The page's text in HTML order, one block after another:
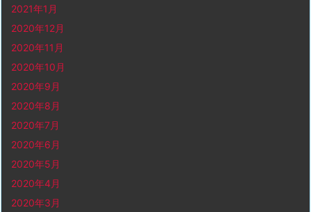
2021年1月
2020年12月
2020年11月
2020年10月
2020年9月
2020年8月
2020年7月
2020年6月
2020年5月
2020年4月
2020年3月